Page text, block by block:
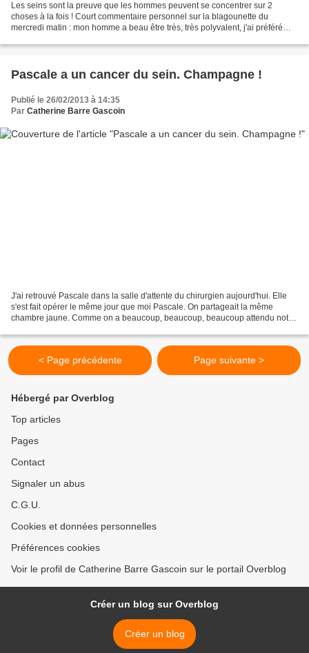
Les seins sont la preuve que les hommes peuvent se concentrer sur 2
choses à la fois ! Court commentaire personnel sur la blagounette du
mercredi matin : mon homme a beau être très, très polyvalent, j'ai préféré
Pascale a un cancer du sein. Champagne !
Publié le 26/02/2013 à 14:35
Par Catherine Barre Gascoin
J'ai retrouvé Pascale dans la salle d'attente du chirurgien aujourd'hui. Elle
s'est fait opérer le même jour que moi Pascale. On partageait la même
chambre jaune. Comme on a beaucoup, beaucoup, beaucoup attendu notre
< Page précédente Page suivante >
Hébergé par Overblog
Top articles
Pages
Contact
Signaler un abus
C.G.U.
Cookies et données personnelles
Préférences cookies
Voir le profil de Catherine Barre Gascoin sur le portail Overblog
Créer un blog sur Overblog
Créer un blog